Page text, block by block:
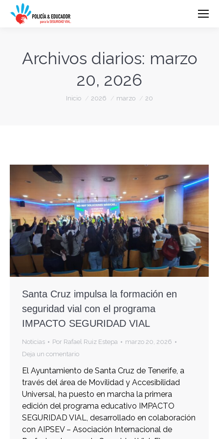
Archivos diarios: marzo
20, 2026
Estás aquí:
Inicio 2026 marzo 20
Santa Cruz impulsa la formación en
seguridad vial con el programa
IMPACTO SEGURIDAD VIAL
Noticias Por Rafael Ruiz Estepa
marzo 20, 2026
Deja un comentario
El Ayuntamiento de Santa Cruz de Tenerife, a
través del área de Movilidad y Accesibilidad
Universal, ha puesto en marcha la primera
edición del programa educativo IMPACTO
SEGURIDAD VIAL, desarrollado en colaboración
con AIPSEV – Asociación Internacional de